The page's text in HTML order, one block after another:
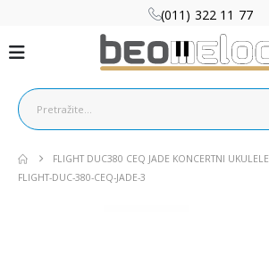
(011) 322 11 77
FLIGHT DUC380 CEQ JADE KONCERTNI UKULELE
FLIGHT-DUC-380-CEQ-JADE-3